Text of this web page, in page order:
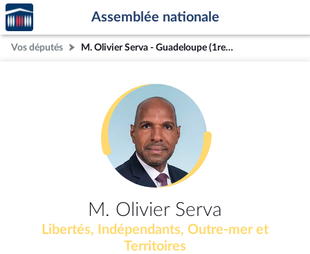
Aller au contenu
Aller en bas de la page
Accèder
à la
page
d'accueil
Assemblée nationale
Vos députés M. Olivier Serva - Guadeloupe (1re circonscription)
M. Olivier Serva
Libertés, Indépendants, Outre-mer et
Territoires